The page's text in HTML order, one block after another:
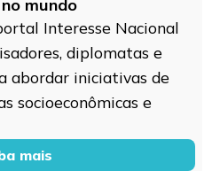
mundo
Interesse Nacional
diplomatas e
abordar iniciativas de
socioeconômicas e
mais